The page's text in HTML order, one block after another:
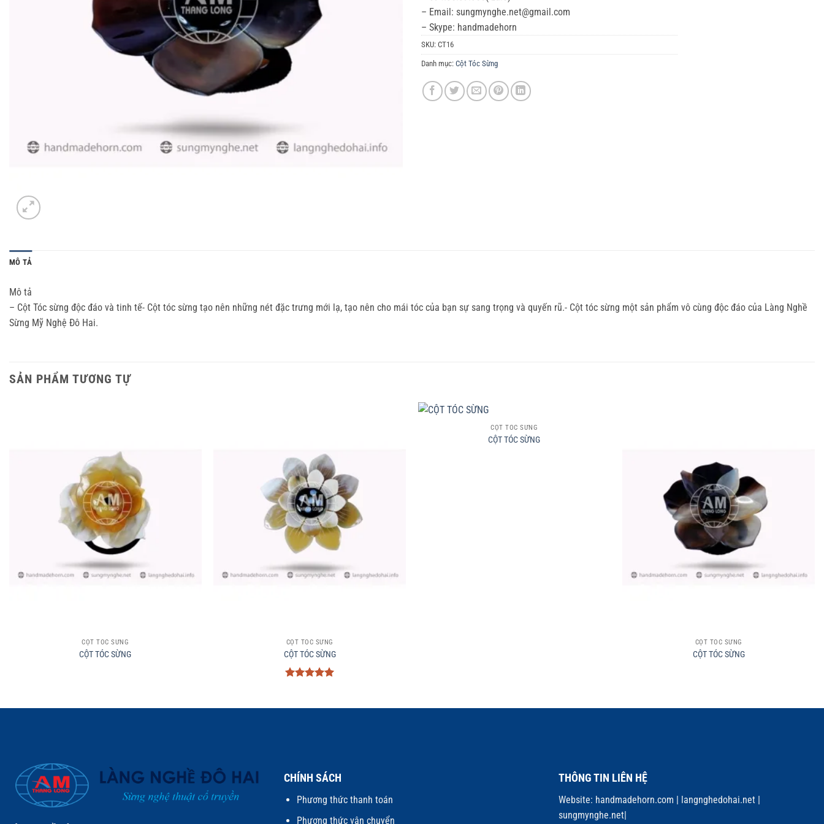
– Email: sungmynghe.net@gmail.com
– Skype: handmadehorn
SKU: CT16
Danh mục: Cột Tóc Sừng
MÔ TẢ
Mô tả
– Cột Tóc sừng độc đáo và tinh tế- Cột tóc sừng tạo nên những nét đặc trưng mới lạ, tạo nên cho mái tóc của bạn sự sang trọng và quyến rũ.- Cột tóc sừng một sản phẩm vô cùng độc đáo của Làng Nghề
Sừng Mỹ Nghệ Đô Hai.
SẢN PHẨM TƯƠNG TỰ
CỘT TÓC SỪNG
CỘT TÓC SỪNG
CỘT TÓC SỪNG
CỘT TÓC SỪNG
sao
+
CỘT TÓC SỪNG
CỘT TÓC SỪNG
CỘT TÓC SỪNG
CỘT TÓC SỪNG
CHÍNH SÁCH
Phương thức thanh toán
Phương thức vận chuyển
THÔNG TIN LIÊN HỆ
Website: handmadehorn.com | langnghedohai.net |
sungmynghe.net|